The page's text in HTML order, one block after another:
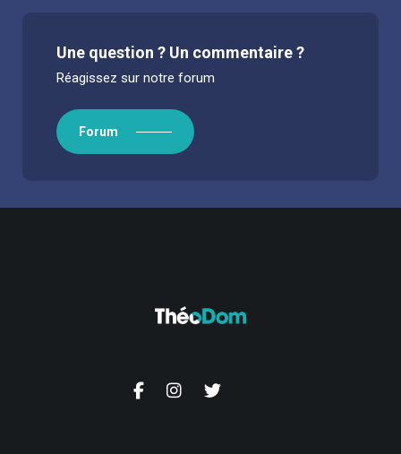
Une question ? Un commentaire ?
Réagissez sur notre forum
Forum